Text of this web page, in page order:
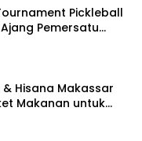
Pickleball
Pemersatu
& Hisana Makassar
Makanan untuk